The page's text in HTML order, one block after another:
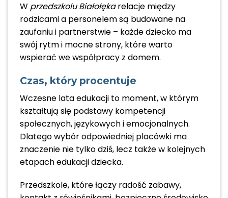
W przedszkolu Białołękarelacje między
rodzicami a personelem są budowane na
zaufaniu i partnerstwie – każde dziecko ma
swój rytm i mocne strony, które warto
wspierać we współpracy z domem.
Czas, który procentuje
Wczesne lata edukacji to moment, w którym
kształtują się podstawy kompetencji
społecznych, językowych i emocjonalnych.
Dlatego wybór odpowiedniej placówki ma
znaczenie nie tylko dziś, lecz także w kolejnych
etapach edukacji dziecka.
Przedszkole, które łączy radość zabawy,